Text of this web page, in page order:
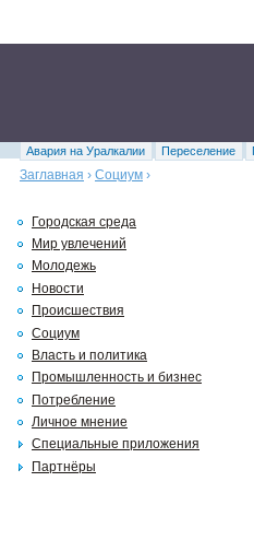
Авария на Уралкалии Переселение
Заглавная › Социум ›
Городская среда
Мир увлечений
Молодежь
Новости
Происшествия
Социум
Власть и политика
Промышленность и бизнес
Потребление
Личное мнение
Специальные приложения
Партнёры